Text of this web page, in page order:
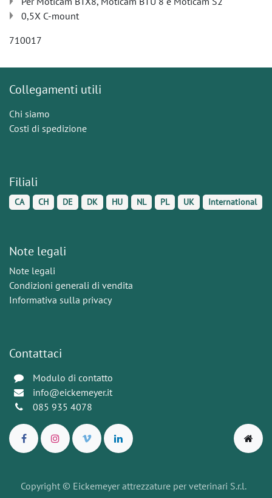
0,5X C-mount
710017
Collegamenti utili
Chi siamo
Costi di spedizione
Filiali
CA CH DE DK HU NL PL UK International
Note legali
Note legali
Condizioni generali di vendita
Informativa sulla privacy
Contattaci
Modulo di contatto
info@eickemeyer.it
085 935 4078
Copyright © Eickemeyer attrezzature per veterinari S.r.l.